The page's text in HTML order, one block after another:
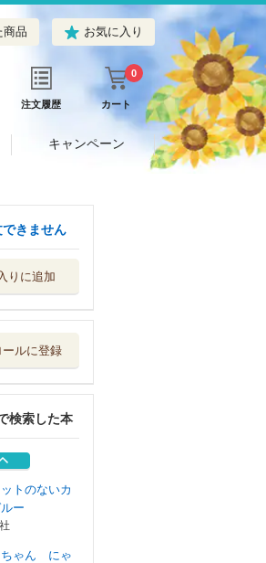
商品 お気に入り
注文履歴 カート
0
キャンペーン
きません
りに追加
ルに登録
検索した本
ものパレー
ヤッコ
かぞえうた
版
トのないカ
ー
ちゃん にゃ